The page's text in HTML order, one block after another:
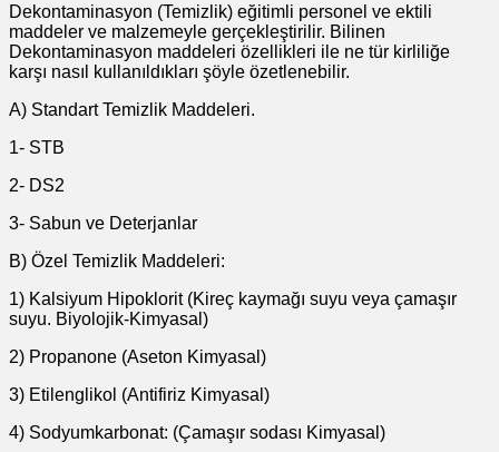
Dekontaminasyon (Temizlik) eğitimli personel ve ektili
maddeler ve malzemeyle gerçekleştirilir. Bilinen
Dekontaminasyon maddeleri özellikleri ile ne tür kirliliğe
karşı nasıl kullanıldıkları şöyle özetlenebilir.
A) Standart Temizlik Maddeleri.
1- STB
2- DS2
3- Sabun ve Deterjanlar
B) Özel Temizlik Maddeleri:
1) Kalsiyum Hipoklorit (Kireç kaymağı suyu veya çamaşır
suyu. Biyolojik-Kimyasal)
2) Propanone (Aseton Kimyasal)
3) Etilenglikol (Antifiriz Kimyasal)
4) Sodyumkarbonat: (Çamaşır sodası Kimyasal)